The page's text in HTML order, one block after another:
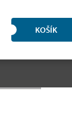
KOŠÍK